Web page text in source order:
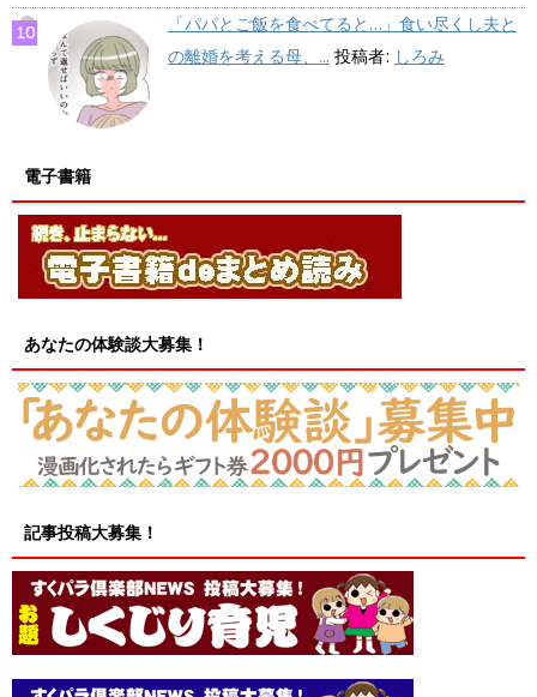
「パパとご飯を食べてると…」食い尽くし夫と
の離婚を考える母、... 投稿者: しろみ
電子書籍
あなたの体験談大募集！
記事投稿大募集！